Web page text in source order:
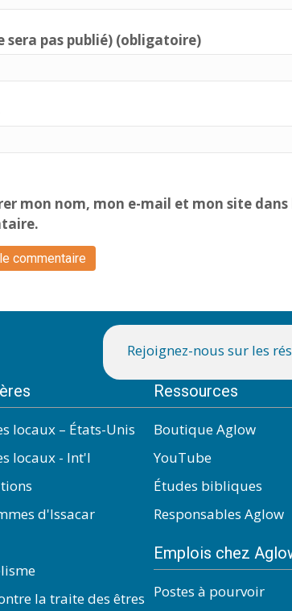
sera pas publié) (obligatoire)
mon nom, mon e-mail et mon site
Rejoignez-nous sur les
locaux – États-Unis
locaux - Int'l
d'Issacar
la traite des êtres
Ressources
Boutique Aglow
YouTube
Études bibliques
Responsables Aglow
Emplois chez
Postes à pourvoir